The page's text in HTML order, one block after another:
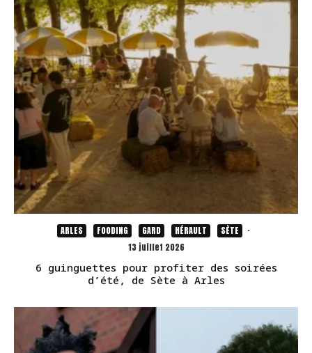
ARLES FOODING GARD HÉRAULT SÈTE
·
13 juillet 2026
6 guinguettes pour profiter des soirées
d’été, de Sète à Arles
Newsletter
La vibe du jeudi
Adresse email*